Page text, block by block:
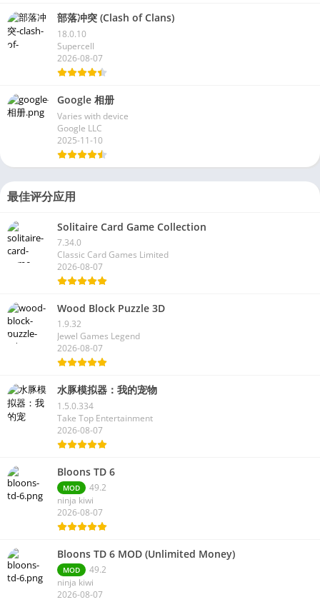
部落冲突 (Clash of Clans)
18.0.10
Supercell
2026-08-07
Google 相册
Varies with device
Google LLC
2025-11-10
最佳评分应用
Solitaire Card Game Collection
7.34.0
Classic Card Games Limited
2026-08-07
Wood Block Puzzle 3D
1.9.32
Jewel Games Legend
2026-08-07
水豚模拟器：我的宠物
1.5.0.334
Take Top Entertainment
2026-08-07
Bloons TD 6
MOD
49.2
ninja kiwi
2026-08-07
Bloons TD 6 MOD (Unlimited Money)
MOD
49.2
ninja kiwi
2026-08-07